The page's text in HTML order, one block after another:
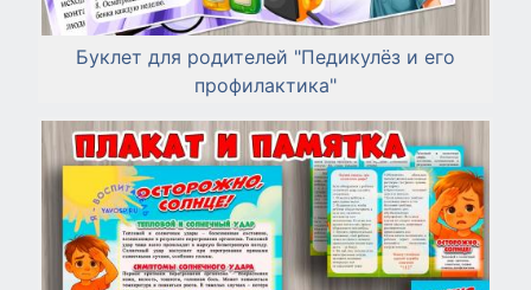
Буклет для родителей "Педикулёз и его
профилактика"